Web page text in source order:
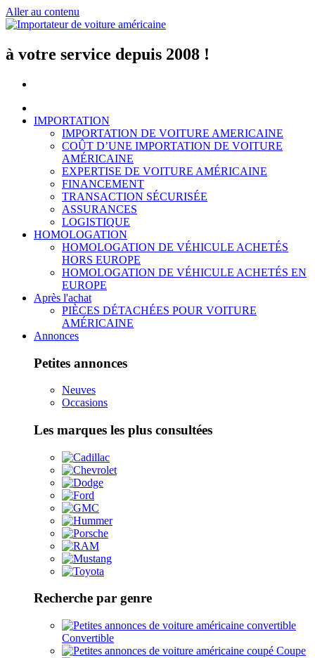
Aller au contenu
à votre service depuis 2008 !
IMPORTATION
IMPORTATION DE VOITURE AMERICAINE
COÛT D’UNE IMPORTATION DE VOITURE
AMÉRICAINE
EXPERTISE DE VOITURE AMÉRICAINE
FINANCEMENT
TRANSACTION SÉCURISÉE
ASSURANCES
LOGISTIQUE
HOMOLOGATION
HOMOLOGATION DE VÉHICULE ACHETÉS
HORS EUROPE
HOMOLOGATION DE VÉHICULE ACHETÉS EN
EUROPE
Après l'achat
PIÈCES DÉTACHÉES POUR VOITURE
AMÉRICAINE
Annonces
Petites annonces
Neuves
Occasions
Les marques les plus consultées
Recherche par genre
Convertible
Coupe